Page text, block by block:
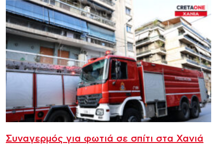
Συναγερμός για φωτιά σε σπίτι στα Χανιά